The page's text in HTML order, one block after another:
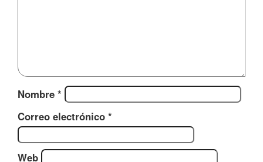
Nombre *
Correo electrónico *
Web